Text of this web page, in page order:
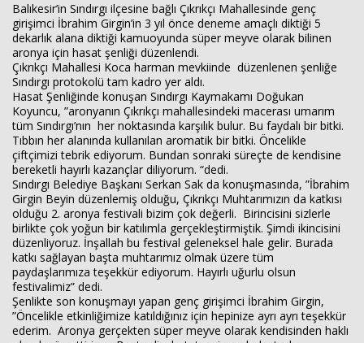
Balıkesir’in Sındırgı ilçesine bağlı Çıkrıkçı Mahallesinde genç
girişimci İbrahim Girgin’in 3 yıl önce deneme amaçlı diktiği 5
dekarlık alana diktiği kamuoyunda süper meyve olarak bilinen
aronya için hasat şenliği düzenlendi.
Çıkrıkçı Mahallesi Koca harman mevkiinde düzenlenen şenliğe
Sındırgı protokolü tam kadro yer aldı.
Hasat Şenliğinde konuşan Sındırgı Kaymakamı Doğukan
Koyuncu, ”aronyanın Çıkrıkçı mahallesindeki macerası umarım
tüm Sındırgı’nın her noktasında karşılık bulur. Bu faydalı bir bitki.
Tıbbın her alanında kullanılan aromatik bir bitki. Öncelikle
çiftçimizi tebrik ediyorum. Bundan sonraki süreçte de kendisine
bereketli hayırlı kazançlar diliyorum. “dedi.
Sındırgı Belediye Başkanı Serkan Sak da konuşmasında, ”İbrahim
Girgin Beyin düzenlemiş olduğu, Çıkrıkçı Muhtarımızın da katkısı
olduğu 2. aronya festivali bizim çok değerli. Birincisini sizlerle
birlikte çok yoğun bir katılımla gerçekleştirmiştik. Şimdi ikincisini
düzenliyoruz. İnşallah bu festival geleneksel hale gelir. Burada
katkı sağlayan başta muhtarımız olmak üzere tüm
paydaşlarımıza teşekkür ediyorum. Hayırlı uğurlu olsun
festivalimiz” dedi.
Şenlikte son konuşmayı yapan genç girişimci İbrahim Girgin,
”Öncelikle etkinliğimize katıldığınız için hepinize ayrı ayrı teşekkür
ederim. Aronya gerçekten süper meyve olarak kendisinden haklı
Haberin Doğru Adresi.